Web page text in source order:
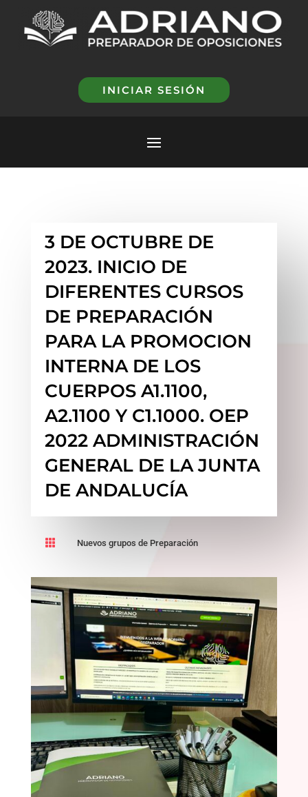
INICIAR SESIÓN
3 DE OCTUBRE DE
2023. INICIO DE
DIFERENTES CURSOS
DE PREPARACIÓN
PARA LA PROMOCION
INTERNA DE LOS
CUERPOS A1.1100,
A2.1100 Y C1.1000. OEP
2022 ADMINISTRACIÓN
GENERAL DE LA JUNTA
DE ANDALUCÍA
 Nuevos grupos de Preparación